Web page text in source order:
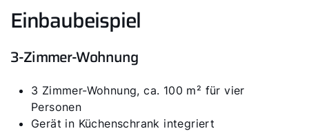
Einbaubeispiel
3-Zimmer-Wohnung
3 Zimmer-Wohnung, ca. 100 m² für vier
Personen
Gerät in Küchenschrank integriert